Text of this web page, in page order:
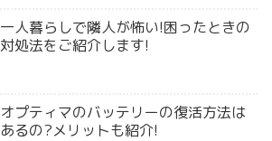
一人暮らしで隣人が怖い!困ったときの
対処法をご紹介します!
オプティマのバッテリーの復活方法は
あるの?メリットも紹介!